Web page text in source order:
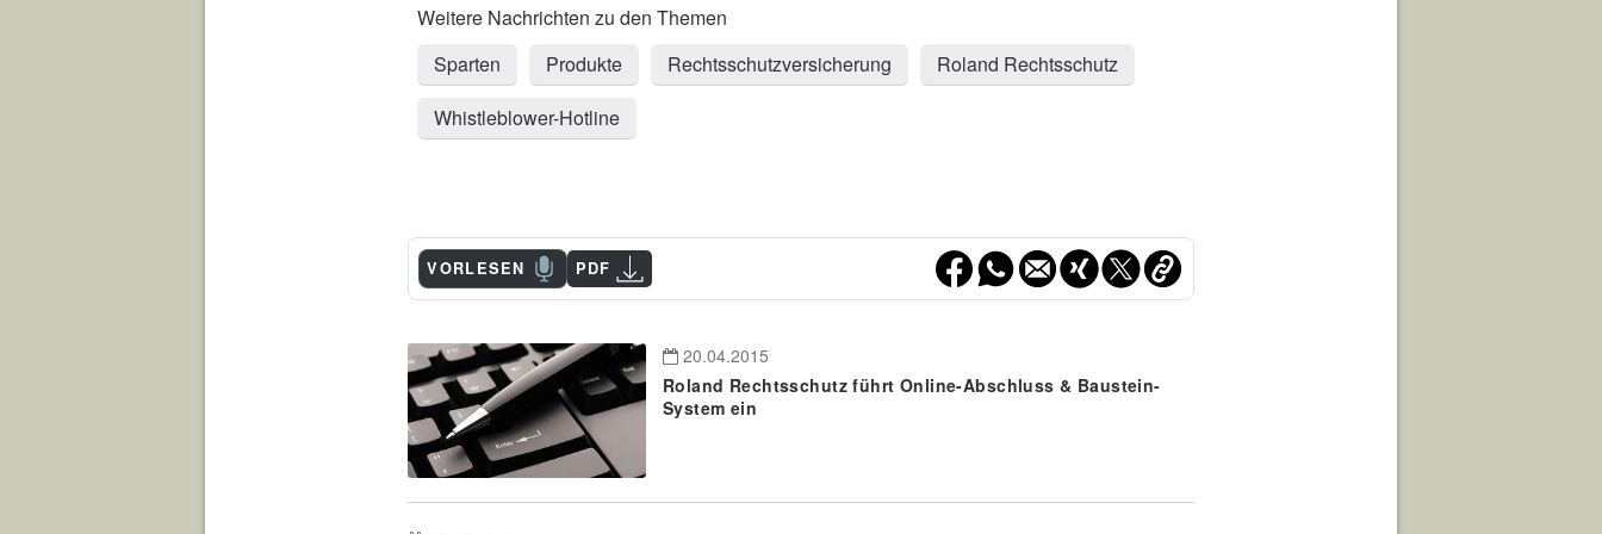
Sparten Produkte Rechtsschutzversicherung
Roland Rechtsschutz
Whistleblower-Hotline
VORLESEN PDF
20.04.2015
Roland Rechtsschutz führt Online-Abschluss & Baustein-
System ein